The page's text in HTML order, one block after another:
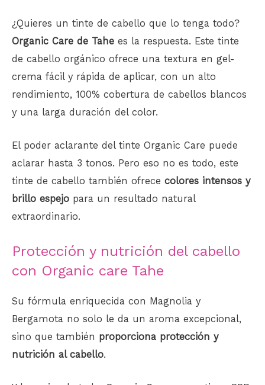
¿Quieres un tinte de cabello que lo tenga todo?
Organic Care de Tahe es la respuesta. Este tinte
de cabello orgánico ofrece una textura en gel-
crema fácil y rápida de aplicar, con un alto
rendimiento, 100% cobertura de cabellos blancos
y una larga duración del color.
El poder aclarante del tinte Organic Care puede
aclarar hasta 3 tonos. Pero eso no es todo, este
tinte de cabello también ofrece colores intensos y
brillo espejo para un resultado natural
extraordinario.
Protección y nutrición del cabello
con Organic care Tahe
Su fórmula enriquecida con Magnolia y
Bergamota no solo le da un aroma excepcional,
sino que también proporciona protección y
nutrición al cabello.